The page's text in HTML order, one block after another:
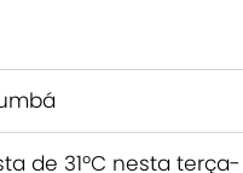
de 31ºC nesta terça-